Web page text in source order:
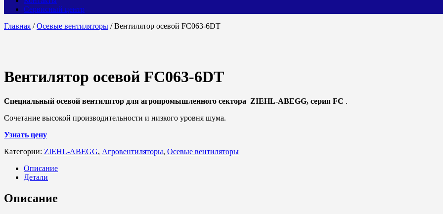
Сервисный центр
Главная /Осевые вентиляторы / Вентилятор осевой FC063-6DT
Вентилятор осевой FC063-6DT
Специальный осевой вентилятор для агропромышленного сектора ZIEHL-ABEGG, серия FC .
Сочетание высокой производительности и низкого уровня шума.
Узнать цену
Категории: ZIEHL-ABEGG, Агровентиляторы, Осевые вентиляторы
Описание
Детали
Описание